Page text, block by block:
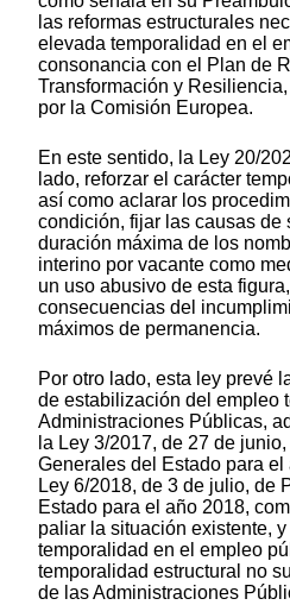
las reformas estructurales
elevada temporalidad en el
consonancia con el Plan de
Transformación y
por la Comisión Europea.
En este sentido, la Ley 20/
lado, reforzar el carácter
así como aclarar los
condición, fijar las causas de
duración máxima de los
interino por vacante como
un uso abusivo de esta
consecuencias del
máximos de permanencia.
Por otro lado, esta ley prevé
de estabilización del empleo
Administraciones Públicas,
la Ley 3/2017, de 27 de
Generales del Estado para
Ley 6/2018, de 3 de julio, de
Estado para el año 2018,
paliar la situación existente,
temporalidad en el empleo
temporalidad estructural no
de las Administraciones